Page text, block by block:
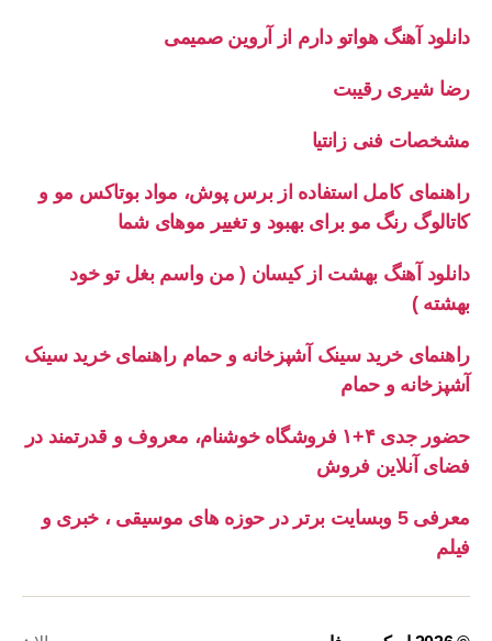
دانلود آهنگ هواتو دارم از آروین صمیمی
رضا شیری رقیبت
مشخصات فنی زانتیا
راهنمای کامل استفاده از برس پوش، مواد بوتاکس مو و
کاتالوگ رنگ مو برای بهبود و تغییر موهای شما
دانلود آهنگ بهشت از کیسان ( من واسم بغل تو خود
بهشته )
راهنمای خرید سینک آشپزخانه و حمام راهنمای خرید سینک
آشپزخانه و حمام
حضور جدی ۴+۱ فروشگاه خوشنام، معروف و قدرتمند در
فضای آنلاین فروش
معرفی 5 وبسایت برتر در حوزه های موسیقی ، خبری و
فیلم